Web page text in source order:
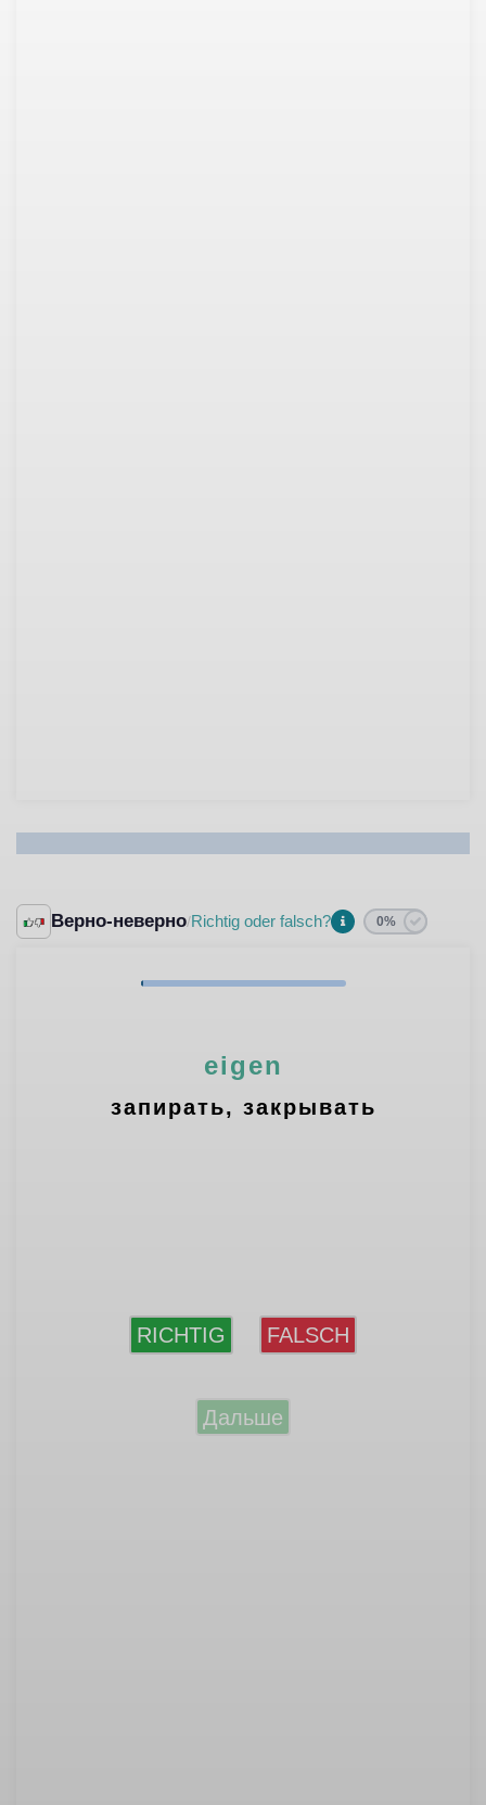
Верно-неверно/Richtig oder falsch? 0%
eigen
запирать, закрывать
RICHTIG FALSCH
Дальше